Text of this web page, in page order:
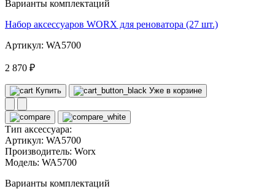
Варианты комплектаций
Набор аксессуаров WORX для реноватора (27 шт.)
Артикул: WA5700
2 870 ₽
Купить Уже в корзине
Тип аксессуара:
Артикул: WA5700
Производитель: Worx
Модель: WA5700
Варианты комплектаций